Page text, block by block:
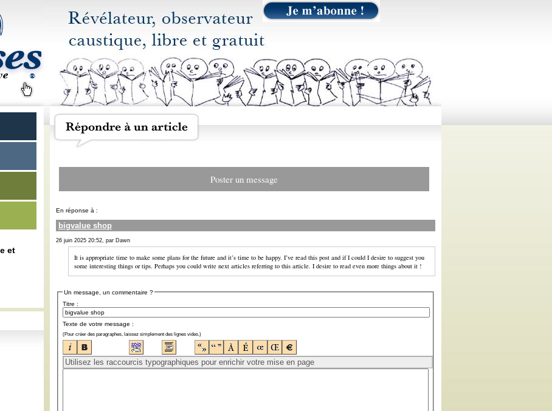
et
Poster un message
En réponse à :
bigvalue shop
26 juin 2025 20:52, par Dawn
It is appropriate time to make some plans for the future and it’s time to be happy. I’ve read this post and if I could I desire to suggest you
some interesting things or tips. Perhaps you could write next articles referring to this article. I desire to read even more things about it !
Un message, un commentaire ?
Titre :
Texte de votre message :
(Pour créer des paragraphes, laissez simplement des lignes vides.)